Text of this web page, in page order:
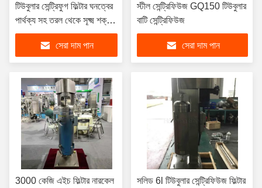
টিউবুলার সেন্ট্রিফুগ ফিল্টার ঘনত্বের
পার্থক্য সহ তরল থেকে সূক্ষ্ম শক্ত
কণা পৃথককরণ
সেরা দাম পান
স্টীল সেন্ট্রিফিউজ GQ150 টিউবুলার
বাটি সেন্ট্রিফিউজ
সেরা দাম পান
3000 কেজি এইচ ফিল্টার নারকেল
সলিড 6l টিউবুলার সেন্ট্রিফিউজ ফিল্টার